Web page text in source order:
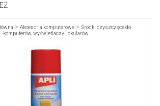
> Akcesoria komputerowe > Środki czyszczące do
komputerów, wyświetlaczy i okularów